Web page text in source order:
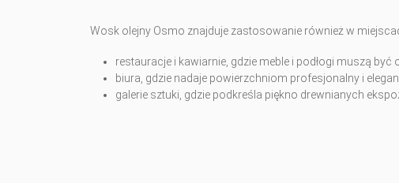
Wosk olejny Osmo znajduje zastosowanie również w
restauracje i kawiarnie, gdzie meble i podłogi muszą
biura, gdzie nadaje powierzchniom profesjonalny i
galerie sztuki, gdzie podkreśla piękno drewnianych